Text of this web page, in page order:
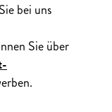
bei uns
Sie über